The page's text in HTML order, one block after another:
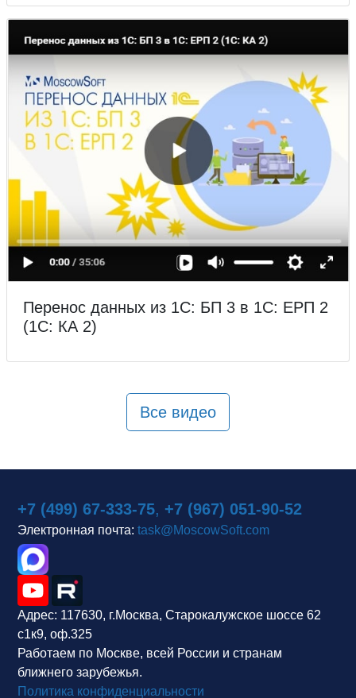
Перенос данных из 1С: БП 3 в 1С: ЕРП 2
(1С: КА 2)
Все видео
+7 (499) 67-333-75, +7 (967) 051-90-52
Электронная почта: task@MoscowSoft.com
Адрес: 117630, г.Москва, Старокалужское шоссе 62
с1к9, оф.325
Работаем по Москве, всей России и странам
ближнего зарубежья.
Политика конфиденциальности